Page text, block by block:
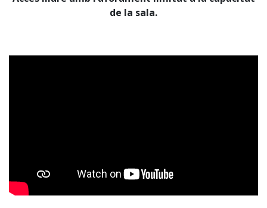
de la sala.